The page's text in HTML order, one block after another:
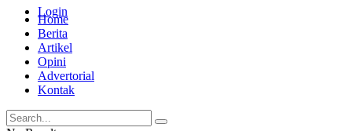
Login
Home
Berita
Artikel
Opini
Advertorial
Kontak